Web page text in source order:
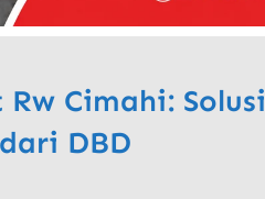
Cimahi: Solusi
DBD